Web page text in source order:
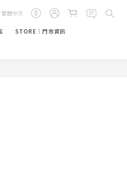
繁體中文
STORE｜門市資訊